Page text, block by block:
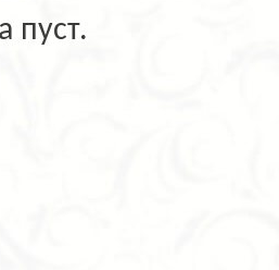
золотого и
пуст.